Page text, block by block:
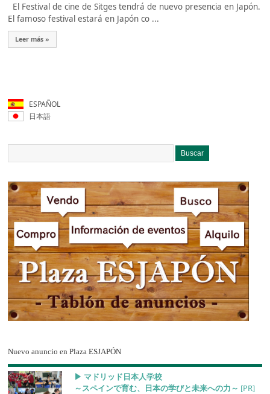
El Festival de cine de Sitges tendrá de nuevo presencia en Japón.
El famoso festival estará en Japón co ...
Leer más »
ESPAÑOL
日本語
Nuevo anuncio en Plaza ESJAPÓN
▶︎ マドリッド日本人学校
～スペインで育む、日本の学びと未来への力～ [PR]